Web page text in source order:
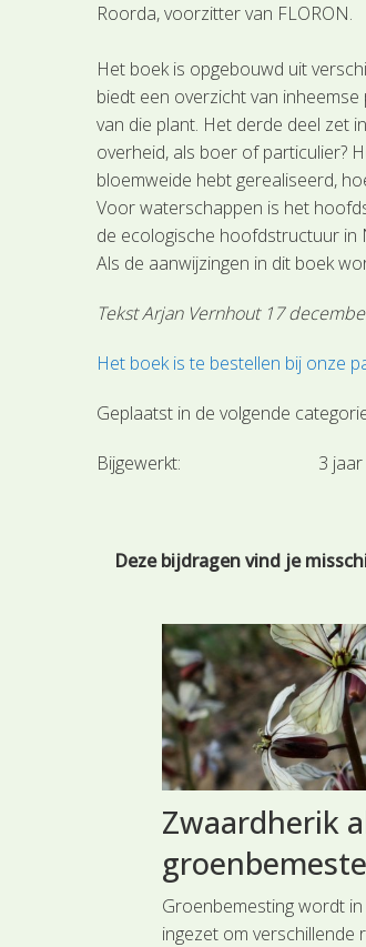
Roorda, voorzitter van FLORON.
Het boek is opgebouwd uit
biedt een overzicht van
van die plant. Het derde deel zet
overheid, als boer of particulier?
bloemweide hebt gerealiseerd,
Voor waterschappen is het
de ecologische hoofdstructuur in
Als de aanwijzingen in dit boek
Tekst Arjan Vernhout 17
Het boek is te bestellen bij onze
Geplaatst in de volgende
Bijgewerkt: 3
Deze bijdragen vind je
Zwaardherik
Groenbemesting wordt
ingezet om verschillende